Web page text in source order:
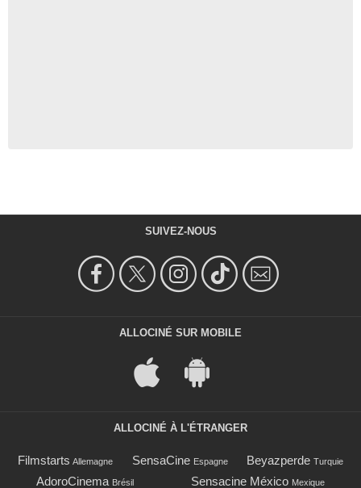
SUIVEZ-NOUS
ALLOCINÉ SUR MOBILE
ALLOCINÉ À L'ÉTRANGER
Filmstarts Allemagne SensaCine Espagne Beyazperde Turquie
AdoroCinema Brésil Sensacine México Mexique